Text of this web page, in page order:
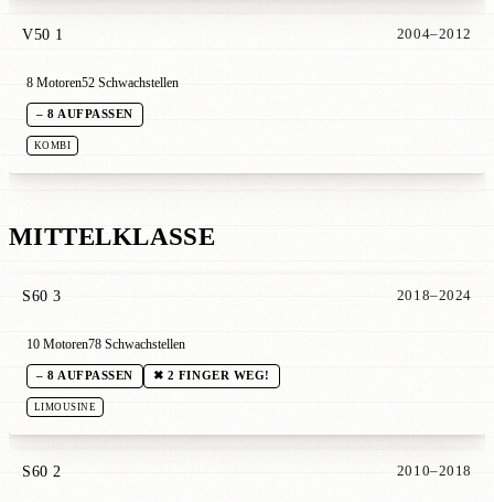
V50 1 2004–2012
8 Motoren52 Schwachstellen
– 8 AUFPASSEN
KOMBI
MITTELKLASSE
S60 3 2018–2024
10 Motoren78 Schwachstellen
– 8 AUFPASSEN ✖ 2 FINGER WEG!
LIMOUSINE
S60 2 2010–2018